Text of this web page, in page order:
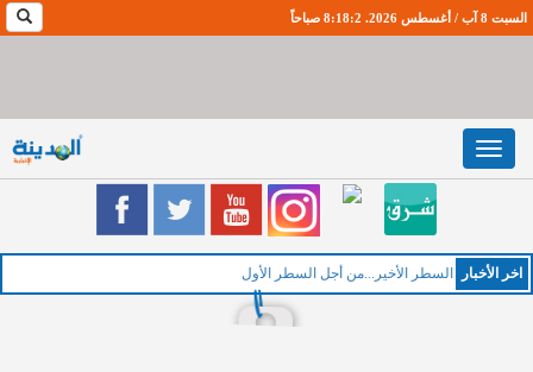
السبت 8 آب / أغسطس 2026. 8:18:3 صباحاً
Toggle
navigation
اخر اﻷخبار السطر الأخير...من أجل السطر الأول